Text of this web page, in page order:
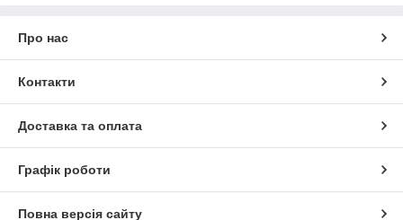
Про нас
Контакти
Доставка та оплата
Графік роботи
Повна версія сайту